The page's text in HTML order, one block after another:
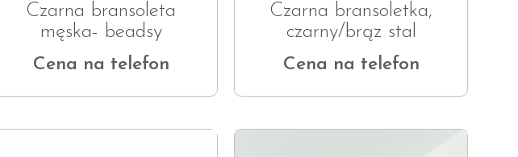
Czarna bransoleta
męska- beadsy
Cena na telefon
Czarna bransoletka,
czarny/brąz stal
Cena na telefon